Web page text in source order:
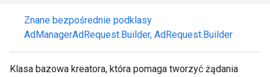
Znane bezpośrednie podklasy
AdManagerAdRequest.Builder, AdRequest.Builder
Klasa bazowa kreatora, która pomaga tworzyć żądania